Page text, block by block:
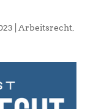
Arbeitsrecht,